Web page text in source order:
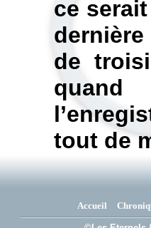
ce
de
tout de
Accueil